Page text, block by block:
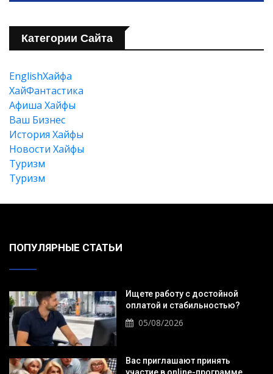
Категории Сайта
EnglishХайфа
XайФантастика
Афиша Хайфы
Ваш Бизнес
История Хайфы
Новости Хайфы
Туризм
Туризм
ПОПУЛЯРНЫЕ СТАТЬИ
Ищете работу с достойной
оплатой и стабильностью?
05/08/2026
Вас приглашают принять
участие в online-программе